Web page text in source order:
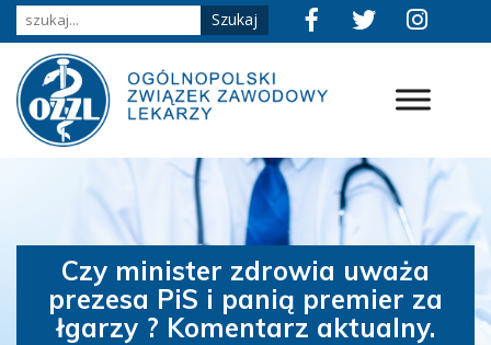
Czy minister zdrowia uważa
prezesa PiS i panią premier za
łgarzy ? Komentarz aktualny.